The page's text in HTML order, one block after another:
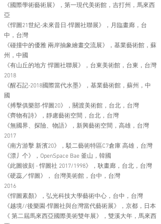
《國際學術藝術展》，第一現代美術館，吉打州，馬來西
亞
《悍圖21世紀-未來昔日-悍圖社聯展》，月臨畫廊，台
中，台灣
《碰撞中的優雅 兩岸抽象繪畫交流展》，基業藝術館，蘇
州，中國
《有山丘的地方 悍圖社聯展》，台東美術館，台東，台灣
2018
《醒石記-2018國際當代水墨》，基業藝術館，蘇州，中
國
《搏擊俱樂部-悍圖20》，關渡美術館，台北，台灣
《齊物有詩》，靜慮藝術空間，台北，台灣
《無國界、探險、物語》，新興藝術空間，高雄，台灣
2017
《南方游擊 新濱20》，駁二藝術特區C7倉庫 高雄，台灣
《漂丿个》，OpenSpace Bae 釜山，韓國
《此圖彼刻 - 悍圖社 2017/1998》，耿畫廊，台北，台灣
《硬蕊／悍圖》， 台灣美術館，台中，台灣
2016
《悍圖素顏》，弘光科技大學藝術中心，台中，台灣
《越境//後樂園-悍圖社與台灣當代藝術展》，京都，日本
《 第二屆馬來西亞國際美術雙年展》，雙溪大年，馬來西